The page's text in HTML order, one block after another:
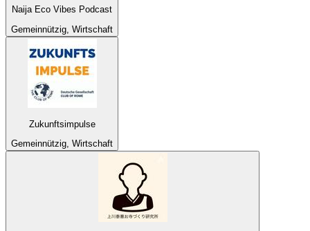
Naija Eco Vibes Podcast
Gemeinnützig, Wirtschaft
Zukunftsimpulse
Gemeinnützig, Wirtschaft